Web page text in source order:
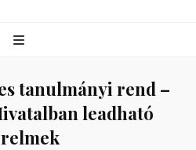
tanulmányi rend –
leadható